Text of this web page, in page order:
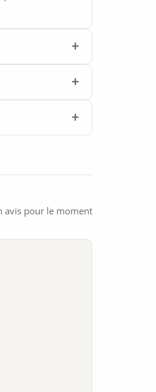
avis pour le moment